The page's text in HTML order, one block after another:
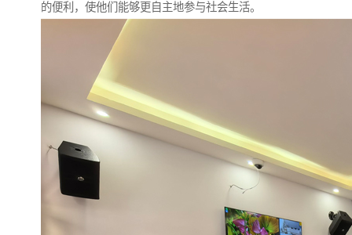
的便利，使他们能够更自主地参与社会生活。